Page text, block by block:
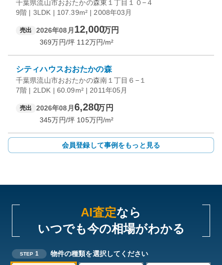
千葉県流山市おおたかの森東１丁目１０−４
9階 | 3LDK | 107.39m² | 2008年03月
売出 2026年08月 12,000万円
369万円/坪 112万円/m²
シティハウスおおたかの森
千葉県流山市おおたかの森南１丁目６−１
7階 | 2LDK | 60.09m² | 2011年05月
売出 2026年08月 6,280万円
345万円/坪 105万円/m²
会員登録して事例をもっと見る
AI査定なら
いつでも今の相場がわかる
STEP 1 物件の種類を選択してください